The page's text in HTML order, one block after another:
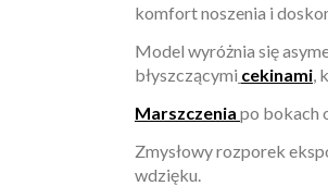
komfort noszenia i
Model wyróżnia się
błyszczącymi cekinami,
Marszczenia po bokach
Zmysłowy rozporek
wdzięku.